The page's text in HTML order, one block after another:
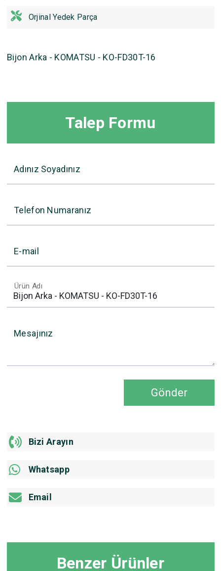
Orjinal Yedek Parça
Bijon Arka - KOMATSU - KO-FD30T-16
Talep Formu
Adınız Soyadınız
Telefon Numaranız
E-mail
Ürün Adı
Mesajınız
Gönder
Bizi Arayın
Whatsapp
Email
Benzer Ürünler